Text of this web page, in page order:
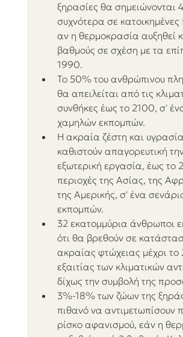
ξηρασίες θα σημειώνονται
συχνότερα σε κατοικημένες
αν η θερμοκρασία αυξηθεί
βαθμούς σε σχέση με τα
1990.
Το 50% του ανθρώπινου
θα απειλείται από τις
συνθήκες έως το 2100, σ'
χαμηλών εκπομπών.
Η ακραία ζέστη και
καθιστούν απαγορευτική
εξωτερική εργασία, έως το
περιοχές της Ασίας, της
της Αμερικής, σ' ένα
εκπομπών.
32 εκατομμύρια άνθρωποι
ότι θα βρεθούν σε
ακραίας φτώχειας μέχρι
εξαιτίας των κλιματικών
δίχως την συμβολή της
3%-18% των ζώων της
πιθανό να αντιμετωπίσουν
ρίσκο αφανισμού, εάν η